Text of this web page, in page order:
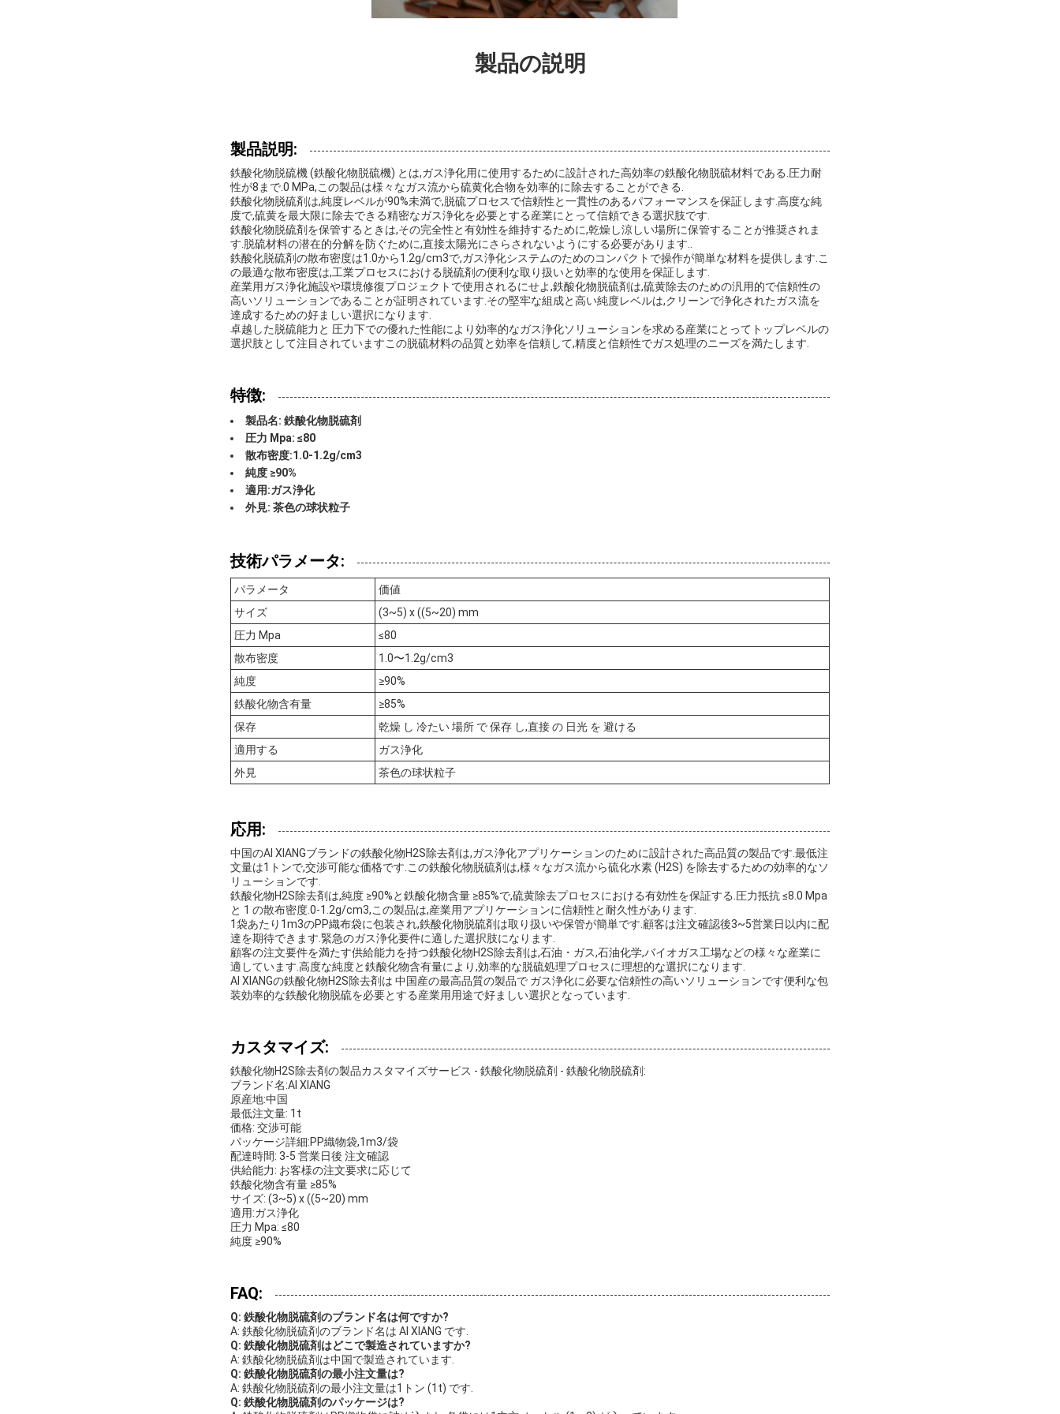
製品の説明
製品説明:
鉄酸化物脱硫機 (鉄酸化物脱硫機) とは,ガス浄化用に使用するために設計された高効率の鉄酸化物脱硫材料である.圧力耐
性が8まで.0 MPa,この製品は様々なガス流から硫黄化合物を効率的に除去することができる.
鉄酸化物脱硫剤は,純度レベルが90%未満で,脱硫プロセスで信頼性と一貫性のあるパフォーマンスを保証します.高度な純
度で,硫黄を最大限に除去できる精密なガス浄化を必要とする産業にとって信頼できる選択肢です.
鉄酸化物脱硫剤を保管するときは,その完全性と有効性を維持するために,乾燥し涼しい場所に保管することが推奨されま
す.脱硫材料の潜在的分解を防ぐために,直接太陽光にさらされないようにする必要があります..
鉄酸化脱硫剤の散布密度は1.0から1.2g/cm3で,ガス浄化システムのためのコンパクトで操作が簡単な材料を提供します.こ
の最適な散布密度は,工業プロセスにおける脱硫剤の便利な取り扱いと効率的な使用を保証します.
産業用ガス浄化施設や環境修復プロジェクトで使用されるにせよ,鉄酸化物脱硫剤は,硫黄除去のための汎用的で信頼性の
高いソリューションであることが証明されています.その堅牢な組成と高い純度レベルは,クリーンで浄化されたガス流を
達成するための好ましい選択になります.
卓越した脱硫能力と 圧力下での優れた性能により効率的なガス浄化ソリューションを求める産業にとってトップレベルの
選択肢として注目されていますこの脱硫材料の品質と効率を信頼して,精度と信頼性でガス処理のニーズを満たします.
特徴:
製品名: 鉄酸化物脱硫剤
圧力 Mpa: ≤80
散布密度:1.0-1.2g/cm3
純度 ≥90%
適用:ガス浄化
外見: 茶色の球状粒子
技術パラメータ:
パラメータ
価値
サイズ
(3~5) x ((5~20) mm
圧力 Mpa
≤80
散布密度
1.0〜1.2g/cm3
純度
≥90%
鉄酸化物含有量
≥85%
保存
乾燥 し 冷たい 場所 で 保存 し,直接 の 日光 を 避ける
適用する
ガス浄化
外見
茶色の球状粒子
応用:
中国のAI XIANGブランドの鉄酸化物H2S除去剤は,ガス浄化アプリケーションのために設計された高品質の製品です.最低注
文量は1トンで,交渉可能な価格です.この鉄酸化物脱硫剤は,様々なガス流から硫化水素 (H2S) を除去するための効率的なソ
リューションです.
鉄酸化物H2S除去剤は,純度 ≥90%と鉄酸化物含量 ≥85%で,硫黄除去プロセスにおける有効性を保証する.圧力抵抗 ≤8.0 Mpa
と 1 の散布密度.0-1.2g/cm3,この製品は,産業用アプリケーションに信頼性と耐久性があります.
1袋あたり1m3のPP織布袋に包装され,鉄酸化物脱硫剤は取り扱いや保管が簡単です.顧客は注文確認後3~5営業日以内に配
達を期待できます.緊急のガス浄化要件に適した選択肢になります.
顧客の注文要件を満たす供給能力を持つ鉄酸化物H2S除去剤は,石油・ガス,石油化学,バイオガス工場などの様々な産業に
適しています.高度な純度と鉄酸化物含有量により,効率的な脱硫処理プロセスに理想的な選択になります.
AI XIANGの鉄酸化物H2S除去剤は 中国産の最高品質の製品で ガス浄化に必要な信頼性の高いソリューションです便利な包
装効率的な鉄酸化物脱硫を必要とする産業用用途で好ましい選択となっています.
カスタマイズ:
鉄酸化物H2S除去剤の製品カスタマイズサービス - 鉄酸化物脱硫剤 - 鉄酸化物脱硫剤:
ブランド名:AI XIANG
原産地:中国
最低注文量: 1t
価格: 交渉可能
パッケージ詳細:PP織物袋,1m3/袋
配達時間: 3-5 営業日後 注文確認
供給能力: お客様の注文要求に応じて
鉄酸化物含有量 ≥85%
サイズ: (3~5) x ((5~20) mm
適用:ガス浄化
圧力 Mpa: ≤80
純度 ≥90%
FAQ:
Q: 鉄酸化物脱硫剤のブランド名は何ですか?
A: 鉄酸化物脱硫剤のブランド名は AI XIANG です.
Q: 鉄酸化物脱硫剤はどこで製造されていますか?
A: 鉄酸化物脱硫剤は中国で製造されています.
Q: 鉄酸化物脱硫剤の最小注文量は?
A: 鉄酸化物脱硫剤の最小注文量は1トン (1t) です.
Q: 鉄酸化物脱硫剤のパッケージは?